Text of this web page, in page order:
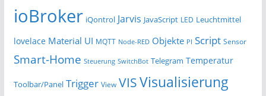
ioBroker iQontrol Jarvis JavaScript LED Leuchtmittel
lovelace Material UI MQTT Node-RED Objekte PI Script Sensor
Smart-Home Steuerung SwitchBot Telegram Temperatur
Toolbar/Panel Trigger View VISVisualisierung